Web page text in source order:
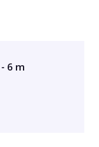
6 m